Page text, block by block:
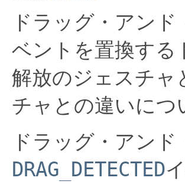
ドラッグ・アン
ベントを置換する
解放のジェスチャ
チャとの違いにつ
ドラッグ・アン
DRAG_DETECTED